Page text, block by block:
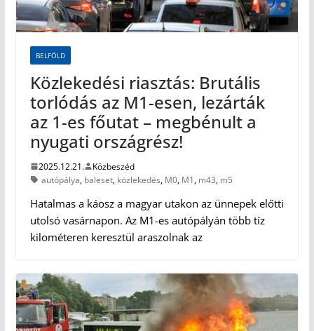
BELFÖLD
Közlekedési riasztás: Brutális
torlódás az M1-esen, lezárták
az 1-es főutat – megbénult a
nyugati országrész!
2025.12.21.
Közbeszéd
autópálya, baleset, közlekedés, M0, M1, m43, m5
Hatalmas a káosz a magyar utakon az ünnepek előtti
utolsó vasárnapon. Az M1-es autópályán több tíz
kilométeren keresztül araszolnak az